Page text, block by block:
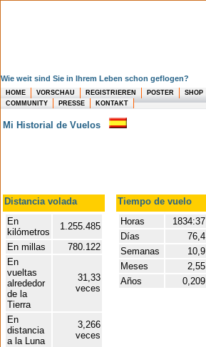
Wie weit sind Sie in Ihrem Leben schon geflogen?
HOME VORSCHAU REGISTRIEREN POSTER
SHOP
COMMUNITY
PRESSE KONTAKT
Mi Historial de Vuelos
Distancia volada Tiempo de vuelo
En
kilómetros
1.255.485
En millas
780.122
En
vueltas
alrededor
de la
Tierra
31,33
veces
En
distancia
a la Luna
3,266
veces
Horas
1834:37
Días
76,4
Semanas
10,9
Meses
2,55
Años
0,209